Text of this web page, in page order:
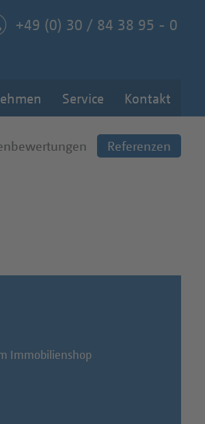
Referenzen
Service Kontakt
+49 (0) 30 / 84 38 95 - 0